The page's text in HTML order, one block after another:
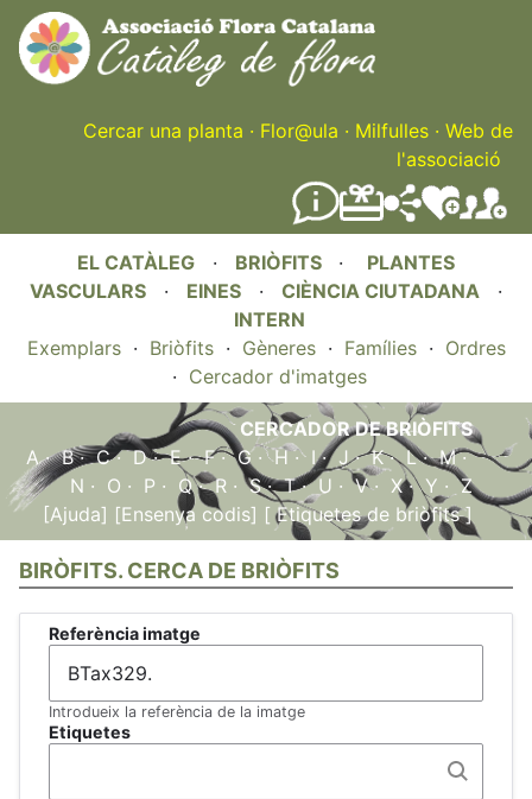
Skip
to
main
content
Cercar una planta · Flor@ula · Milfulles · Web de
l'associació
EL CATÀLEG · BRIÒFITS · PLANTES
VASCULARS · EINES · CIÈNCIA CIUTADANA ·
INTERN
Exemplars· Briòfits· Gèneres· Famílies· Ordres
· Cercador d'imatges
CERCADOR DE BRIÒFITS
A·B·C·D·E·F·G·H · I·J·K·L·M·
N · O · P · Q·R ·S·T·U ·V· X·Y ·Z
[Ajuda] [Ensenya codis] [ Etiquetes de briòfits ]
BIRÒFITS. CERCA DE BRIÒFITS
Referència imatge
Introdueix la referència de la imatge
Etiquetes